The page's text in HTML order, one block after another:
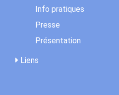
Info pratiques
Presse
Présentation
Liens